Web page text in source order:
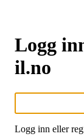
Logg
il.no
Logg inn eller